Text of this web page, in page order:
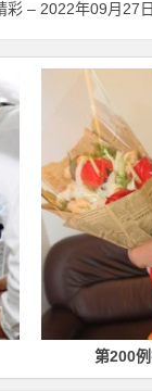
彩 – 2022年09月27日
第200